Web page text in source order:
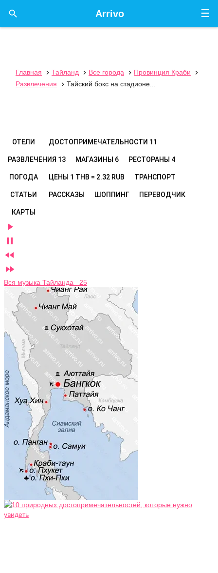
☰
Arrivo

Главная  Тайланд  Все города  Провинция Краби

Развлечения
 Тайский бокс на стадионе...
ОТЕЛИ ДОСТОПРИМЕЧАТЕЛЬНОСТИ 11
РАЗВЛЕЧЕНИЯ 13 МАГАЗИНЫ 6 РЕСТОРАНЫ 4
ПОГОДА ЦЕНЫ 1 THB = 2.32 RUB ТРАНСПОРТ
СТАТЬИ РАССКАЗЫ ШОППИНГ ПЕРЕВОДЧИК
КАРТЫ




Вся музыка Тайланда 25